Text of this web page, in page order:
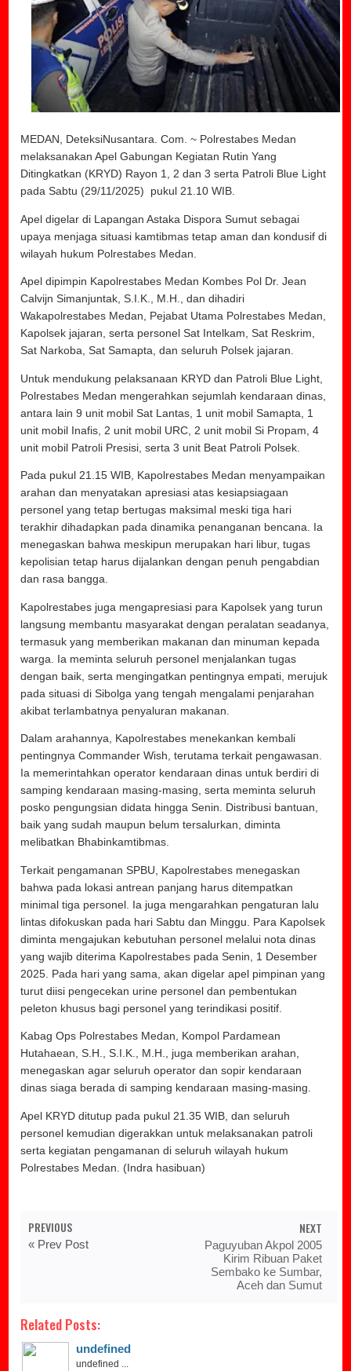
MEDAN, DeteksiNusantara. Com. ~ Polrestabes Medan
melaksanakan Apel Gabungan Kegiatan Rutin Yang
Ditingkatkan (KRYD) Rayon 1, 2 dan 3 serta Patroli Blue Light
pada Sabtu (29/11/2025) pukul 21.10 WIB.
Apel digelar di Lapangan Astaka Dispora Sumut sebagai
upaya menjaga situasi kamtibmas tetap aman dan kondusif di
wilayah hukum Polrestabes Medan.
Apel dipimpin Kapolrestabes Medan Kombes Pol Dr. Jean
Calvijn Simanjuntak, S.I.K., M.H., dan dihadiri
Wakapolrestabes Medan, Pejabat Utama Polrestabes Medan,
Kapolsek jajaran, serta personel Sat Intelkam, Sat Reskrim,
Sat Narkoba, Sat Samapta, dan seluruh Polsek jajaran.
Untuk mendukung pelaksanaan KRYD dan Patroli Blue Light,
Polrestabes Medan mengerahkan sejumlah kendaraan dinas,
antara lain 9 unit mobil Sat Lantas, 1 unit mobil Samapta, 1
unit mobil Inafis, 2 unit mobil URC, 2 unit mobil Si Propam, 4
unit mobil Patroli Presisi, serta 3 unit Beat Patroli Polsek.
Pada pukul 21.15 WIB, Kapolrestabes Medan menyampaikan
arahan dan menyatakan apresiasi atas kesiapsiagaan
personel yang tetap bertugas maksimal meski tiga hari
terakhir dihadapkan pada dinamika penanganan bencana. Ia
menegaskan bahwa meskipun merupakan hari libur, tugas
kepolisian tetap harus dijalankan dengan penuh pengabdian
dan rasa bangga.
Kapolrestabes juga mengapresiasi para Kapolsek yang turun
langsung membantu masyarakat dengan peralatan seadanya,
termasuk yang memberikan makanan dan minuman kepada
warga. Ia meminta seluruh personel menjalankan tugas
dengan baik, serta mengingatkan pentingnya empati, merujuk
pada situasi di Sibolga yang tengah mengalami penjarahan
akibat terlambatnya penyaluran makanan.
Dalam arahannya, Kapolrestabes menekankan kembali
pentingnya Commander Wish, terutama terkait pengawasan.
Ia memerintahkan operator kendaraan dinas untuk berdiri di
samping kendaraan masing-masing, serta meminta seluruh
posko pengungsian didata hingga Senin. Distribusi bantuan,
baik yang sudah maupun belum tersalurkan, diminta
melibatkan Bhabinkamtibmas.
Terkait pengamanan SPBU, Kapolrestabes menegaskan
bahwa pada lokasi antrean panjang harus ditempatkan
minimal tiga personel. Ia juga mengarahkan pengaturan lalu
lintas difokuskan pada hari Sabtu dan Minggu. Para Kapolsek
diminta mengajukan kebutuhan personel melalui nota dinas
yang wajib diterima Kapolrestabes pada Senin, 1 Desember
2025. Pada hari yang sama, akan digelar apel pimpinan yang
turut diisi pengecekan urine personel dan pembentukan
peleton khusus bagi personel yang terindikasi positif.
Kabag Ops Polrestabes Medan, Kompol Pardamean
Hutahaean, S.H., S.I.K., M.H., juga memberikan arahan,
menegaskan agar seluruh operator dan sopir kendaraan
dinas siaga berada di samping kendaraan masing-masing.
Apel KRYD ditutup pada pukul 21.35 WIB, dan seluruh
personel kemudian digerakkan untuk melaksanakan patroli
serta kegiatan pengamanan di seluruh wilayah hukum
Polrestabes Medan. (Indra hasibuan)
PREVIOUS
« Prev Post
NEXT
Paguyuban Akpol 2005
Kirim Ribuan Paket
Sembako ke Sumbar,
Aceh dan Sumut
Related Posts:
undefined
undefined ...